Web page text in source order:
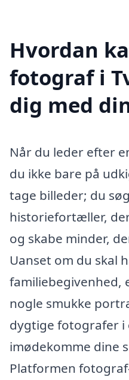
Hvordan
fotograf i
dig med
Når du leder efter
du ikke bare på
tage billeder; du
historiefortæller,
og skabe minder,
Uanset om du skal
familiebegivenhed,
nogle smukke
dygtige fotografer i
imødekomme dine
Platformen